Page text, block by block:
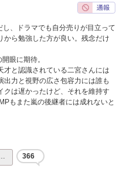
、ドラマでも自分売りが目立って
から勉強した方が良い。残念だけ
眼に期待。
才と認識されている二宮さんには
出力と視野の広さ包容力には誰も
クは遅かったけど、それを維持す
もまた嵐の後継者には成れないと
366